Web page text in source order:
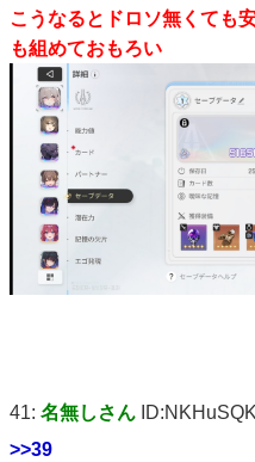
こうなるとドロソ無くても
も組めておもろい
41: 名無しさん
>>39